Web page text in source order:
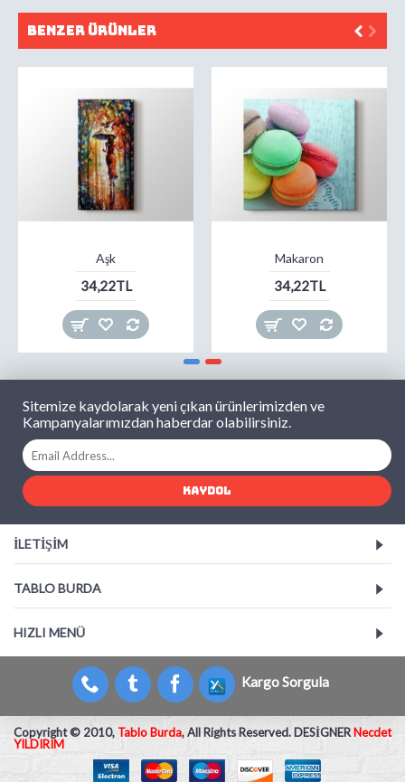
Benzer Ürünler
Aşk
34,22TL
Makaron
34,22TL
Sitemize kaydolarak yeni çıkan ürünlerimizden ve
Kampanyalarımızdan haberdar olabilirsiniz.
KAYDOL
İLETIŞIM
TABLO BURDA
HIZLI MENÜ
Kargo Sorgula
Copyright © 2010, Tablo Burda, All Rights Reserved. DESİGNERNecdet
YILDIRIM